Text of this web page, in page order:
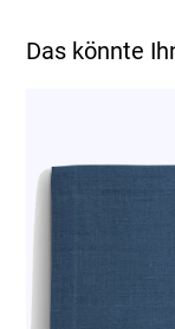
Das könnte